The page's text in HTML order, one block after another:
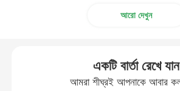
আরো দেখুন
একটি বার্তা রেখে যান
আমরা শীঘ্রই আপনাকে আবার